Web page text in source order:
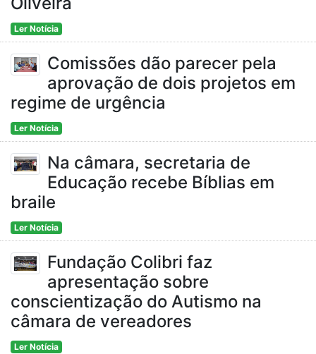
Ler Notícia
Comissões dão parecer pela
aprovação de dois projetos em
regime de urgência
Ler Notícia
Na câmara, secretaria de
Educação recebe Bíblias em
braile
Ler Notícia
Fundação Colibri faz
apresentação sobre
conscientização do Autismo na
câmara de vereadores
Ler Notícia